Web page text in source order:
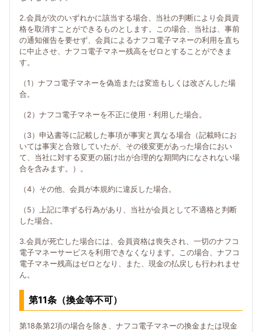
2.会員が次のいずれかに該当する場合、当社の判断により会員資
格を取消すことができるものとします。この場合、当社は、事前
の通知催告を要せず、会員によるナフコ電子マネーの利用を直ち
に中止させ、ナフコ電子マネー残高をゼロとすることができま
す。
（1）ナフコ電子マネーを偽造または変造もしくは改ざんした場
合。
（2）ナフコ電子マネーを不正に使用・利用した場合。
（3）申込書等に記載した事項が事実と異なる場合（記載時にお
いては事実と合致していたが、その後変更があった場合におい
て、当社に対する変更の届け出が合理的な期間内になされない場
合を含みます。）。
（4）その他、会員が本規約に違反した場合。
（5）上記に準ずる行為があり、当社が会員として不適格と判断
した場合。
3.会員が死亡した場合には、会員資格は喪失され、一切のナフコ
電子マネーサービスを利用できなくなります。この場合、ナフコ
電子マネー残高はゼロとなり、また、現金の払戻しも行われませ
ん。
第11条（換金等不可）
第18条第2項の場合を除き、ナフコ電子マネーの換金または現金